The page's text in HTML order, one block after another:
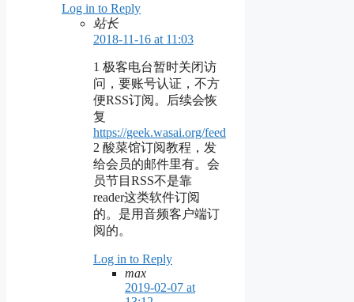
Log in to Reply
站长
2018-11-16 at 11:03
1 极客电台暂时关闭访
问，要账号认证，不方
便RSS订阅。后续会恢
复
https://geek.wasai.org/feed
2 酸菜馆订阅教程，发
给会员的邮件里有。会
员节目RSS不是靠
reader这类软件订阅
的。是用音频客户端订
阅的。
Log in to Reply
max
2019-02-07 at